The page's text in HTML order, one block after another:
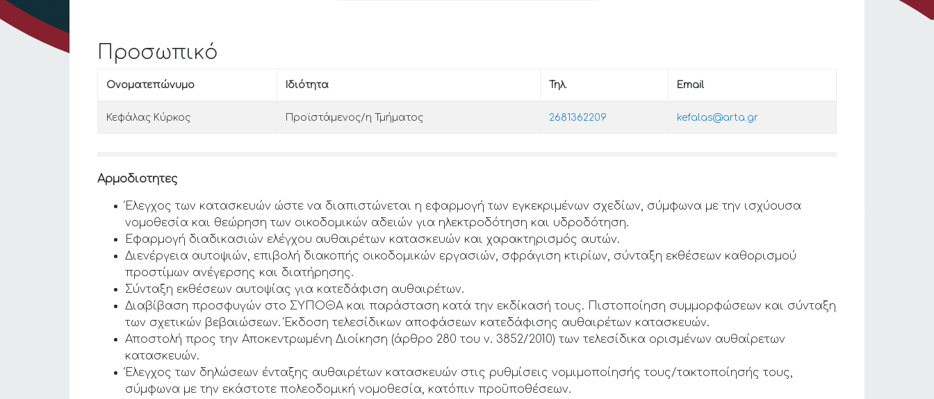
Προσωπικό
Ονοματεπώνυμο Ιδιότητα Τηλ. Email
Κεφάλας Κύρκος Προϊστάμενος/η Τμήματος 2681362209 kefalas@arta.gr
Αρμοδιοτητες
Έλεγχος των κατασκευών ώστε να διαπιστώνεται η εφαρμογή των εγκεκριμένων σχεδίων, σύμφωνα με την ισχύουσα
νομοθεσία και θεώρηση των οικοδομικών αδειών για ηλεκτροδότηση και υδροδότηση.
Εφαρμογή διαδικασιών ελέγχου αυθαιρέτων κατασκευών και χαρακτηρισμός αυτών.
Διενέργεια αυτοψιών, επιβολή διακοπής οικοδομικών εργασιών, σφράγιση κτιρίων, σύνταξη εκθέσεων καθορισμού
προστίμων ανέγερσης και διατήρησης.
Σύνταξη εκθέσεων αυτοψίας για κατεδάφιση αυθαιρέτων.
Διαβίβαση προσφυγών στο ΣΥΠΟΘΑ και παράσταση κατά την εκδίκασή τους. Πιστοποίηση συμμορφώσεων και σύνταξη
των σχετικών βεβαιώσεων. Έκδοση τελεσίδικων αποφάσεων κατεδάφισης αυθαιρέτων κατασκευών.
Αποστολή προς την Αποκεντρωμένη Διοίκηση (άρθρο 280 του ν. 3852/2010) των τελεσίδικα ορισμένων αυθαίρετων
κατασκευών.
Έλεγχος των δηλώσεων ένταξης αυθαιρέτων κατασκευών στις ρυθμίσεις νομιμοποίησής τους/τακτοποίησής τους,
σύμφωνα με την εκάστοτε πολεοδομική νομοθεσία, κατόπιν προϋποθέσεων.